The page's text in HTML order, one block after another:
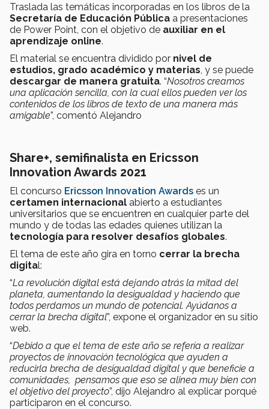
Traslada las temáticas incorporadas en los libros de la
Secretaría de Educación Pública a presentaciones
de Power Point, con el objetivo de auxiliar en el
aprendizaje online.
El material se encuentra dividido por nivel de
estudios, grado académico y materias , y se puede
descargar de manera gratuita. “Nosotros creamos
una aplicación sencilla, con la cual ellos pueden ver los
contenidos de los libros de texto de una manera más
amigable”, comentó Alejandro
Share+, semifinalista en Ericsson
Innovation Awards 2021
El concurso Ericsson Innovation Awards es un
certamen internacional abierto a estudiantes
universitarios que se encuentren en cualquier parte del
mundo y de todas las edades quienes utilizan la
tecnología para resolver desafíos globales.
El tema de este año gira en torno cerrar la brecha
digital:
“La revolución digital está dejando atrás la mitad del
planeta, aumentando la desigualdad y haciendo que
todos perdamos un mundo de potencial. Ayúdanos a
cerrar la brecha digital”, expone el organizador en su sitio
web.
“Debido a que el tema de este año se refería a realizar
proyectos de innovación tecnológica que ayuden a
reducirla brecha de desigualdad digital y que beneficie a
comunidades, pensamos que eso se alinea muy bien con
el objetivo del proyecto”, dijo Alejandro al explicar porqué
participaron en el concurso.